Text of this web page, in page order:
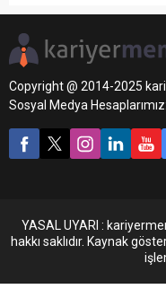
derecesi belirtilen İÇ
DENETÇİ alınacaktır. I-
ŞARTLAR: – 657 sayılı
Kanunun 48. maddesinde
ÖZEL ŞARTLAR: a) Maliye
Bakanlığı İç Denetim
Copyright @ 2014-2025
Sosyal Medya Hesaplarımız:
YASAL UYARI :
hakkı saklıdır. Kaynak